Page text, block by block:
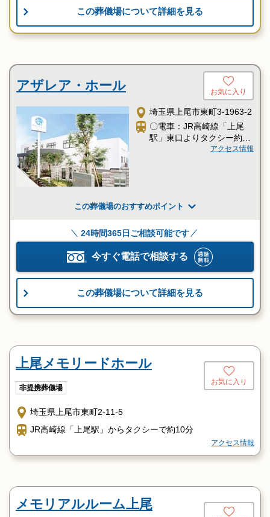
この葬儀場について詳細を見る
アザレア・ホール お気に入り
埼玉県上尾市東町3-1963-2
〇電車：JR高崎線「上尾
駅」東口よりタクシー約５
アクセス情報
この葬儀場のおすすめポイント
24時間365日ご相談可能です
今すぐ電話で相談する
この葬儀場について詳細を見る
上尾メモリードホール
非提携葬儀場
お気に入り
埼玉県上尾市東町2-11-5
JR高崎線「上尾駅」からタクシーで約10分
アクセス情報
メモリアルルーム上尾